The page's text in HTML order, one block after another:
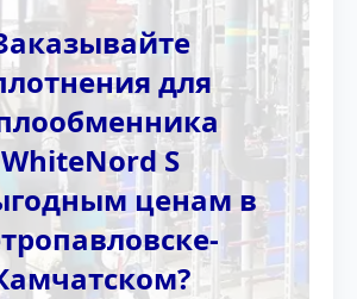
для
WhiteNord S
ценам в